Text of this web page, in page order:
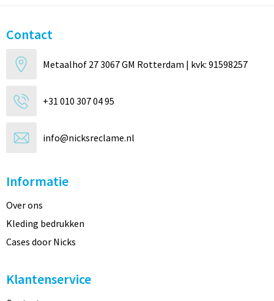
Contact
Metaalhof 27 3067 GM Rotterdam | kvk: 91598257
+31 010 307 04 95
info@nicksreclame.nl
Informatie
Over ons
Kleding bedrukken
Cases door Nicks
Klantenservice